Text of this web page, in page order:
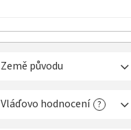
Země původu
Vláďovo hodnocení ?